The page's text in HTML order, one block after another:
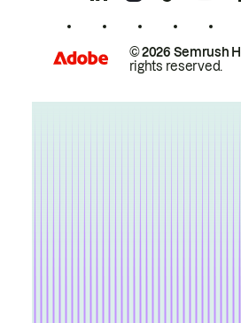
© 2026 Semrush
rights reserved.